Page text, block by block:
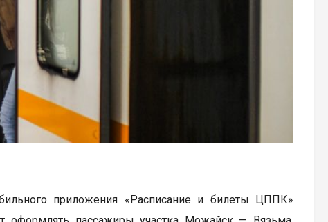
приложения «Расписание и билеты ЦППК»